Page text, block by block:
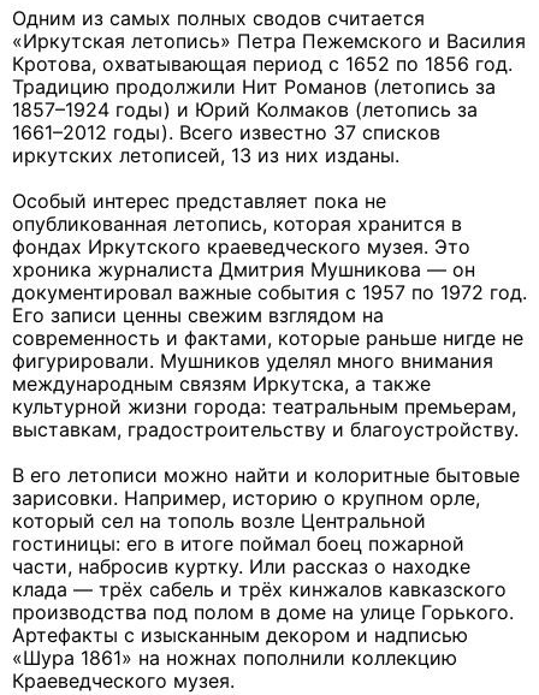
Одним из самых полных сводов считается
«Иркутская летопись» Петра Пежемского и Василия
Кротова, охватывающая период с 1652 по 1856 год.
Традицию продолжили Нит Романов (летопись за
1857–1924 годы) и Юрий Колмаков (летопись за
1661–2012 годы). Всего известно 37 списков
иркутских летописей, 13 из них изданы.
Особый интерес представляет пока не
опубликованная летопись, которая хранится в
фондах Иркутского краеведческого музея. Это
хроника журналиста Дмитрия Мушникова — он
документировал важные события с 1957 по 1972 год.
Его записи ценны свежим взглядом на
современность и фактами, которые раньше нигде не
фигурировали. Мушников уделял много внимания
международным связям Иркутска, а также
культурной жизни города: театральным премьерам,
выставкам, градостроительству и благоустройству.
В его летописи можно найти и колоритные бытовые
зарисовки. Например, историю о крупном орле,
который сел на тополь возле Центральной
гостиницы: его в итоге поймал боец пожарной
части, набросив куртку. Или рассказ о находке
клада — трёх сабель и трёх кинжалов кавказского
производства под полом в доме на улице Горького.
Артефакты с изысканным декором и надписью
«Шура 1861» на ножнах пополнили коллекцию
Краеведческого музея.